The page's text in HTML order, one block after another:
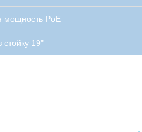
мощность PoE
стойку 19"